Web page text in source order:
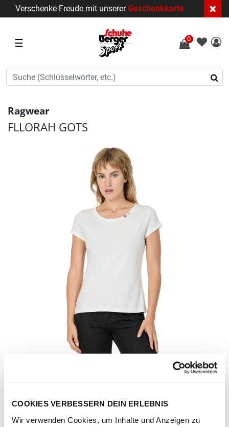
COOKIES VERBESSERN DEIN ERLEBNIS
Wir verwenden Cookies, um Inhalte und Anzeigen zu
Verschenke Freude mit unsererGeschenkkarte ×
☰ 0
Ragwear
FLLORAH GOTS